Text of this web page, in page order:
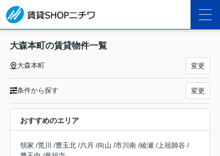
大森本町の賃貸物件一覧
大森本町 変更
条件から探す 変更
おすすめのエリア
領家 /荒川 /豊玉北 /六月 /向山 /市川南 /綾瀬 / 上祖師谷 /